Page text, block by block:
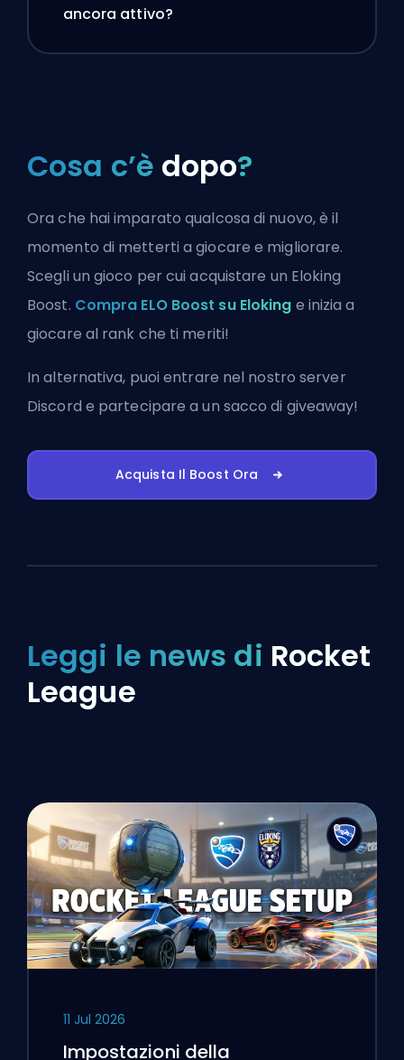
ancora attivo?
Cosa c’è dopo?
Ora che hai imparato qualcosa di nuovo, è il
momento di metterti a giocare e migliorare.
Scegli un gioco per cui acquistare un Eloking
Boost. Compra ELO Boost su Eloking e inizia a
giocare al rank che ti meriti!
In alternativa, puoientrare nel nostro server
Discord e partecipare a un sacco di giveaway!
Acquista Il Boost Ora
Leggi le news di Rocket
League
11 Jul 2026
Impostazioni della